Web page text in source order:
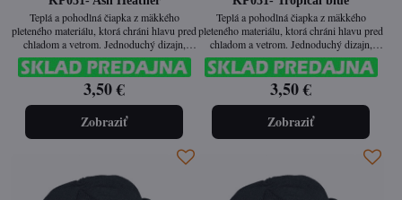
Teplá a pohodlná čiapka z mäkkého
pleteného materiálu, ktorá chráni hlavu pred
chladom a vetrom. Jednoduchý dizajn,
ktorý sa hodí ku každej zimnej výbave.
3,50 €
Zobraziť
Teplá a pohodlná čiapka z mäkkého
pleteného materiálu, ktorá chráni hlavu pred
chladom a vetrom. Jednoduchý dizajn,
ktorý sa hodí ku každej zimnej výbave.
3,50 €
Zobraziť